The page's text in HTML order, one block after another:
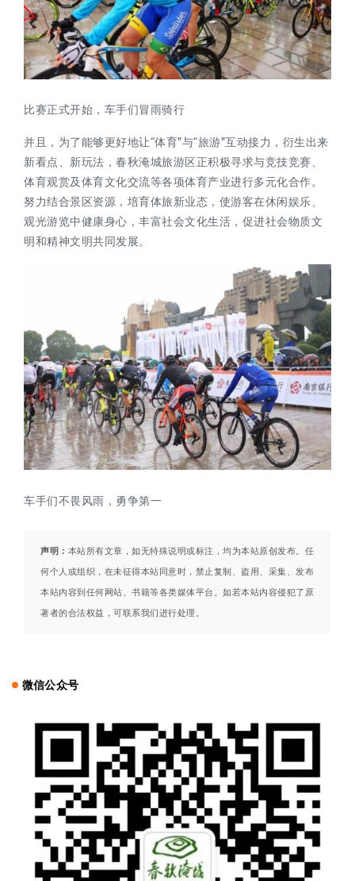
比赛正式开始，车手们冒雨骑行
并且，为了能够更好地让“体育”与“旅游”互动接力，衍生出来
新看点、新玩法，春秋淹城旅游区正积极寻求与竞技竞赛、
体育观赏及体育文化交流等各项体育产业进行多元化合作。
努力结合景区资源，培育体旅新业态，使游客在休闲娱乐、
观光游览中健康身心，丰富社会文化生活，促进社会物质文
明和精神文明共同发展。
车手们不畏风雨，勇争第一
声明： 本站所有文章，如无特殊说明或标注，均为本站原创发布。任
何个人或组织，在未征得本站同意时，禁止复制、盗用、采集、发布
本站内容到任何网站、书籍等各类媒体平台。如若本站内容侵犯了原
著者的合法权益，可联系我们进行处理。
微信公众号